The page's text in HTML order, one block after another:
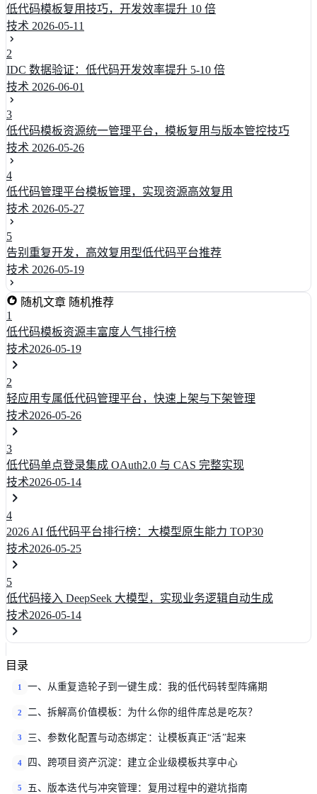
低代码模板复用技巧，开发效率提升 10 倍
技术 2026-05-11
2
IDC 数据验证：低代码开发效率提升 5-10 倍
技术 2026-06-01
3
低代码模板资源统一管理平台，模板复用与版本管控技巧
技术 2026-05-26
4
低代码管理平台模板管理，实现资源高效复用
技术 2026-05-27
5
告别重复开发，高效复用型低代码平台推荐
技术 2026-05-19
随机文章 随机推荐
1
低代码模板资源丰富度人气排行榜
技术2026-05-19
2
轻应用专属低代码管理平台，快速上架与下架管理
技术2026-05-26
3
低代码单点登录集成 OAuth2.0 与 CAS 完整实现
技术2026-05-14
4
2026 AI 低代码平台排行榜：大模型原生能力 TOP30
技术2026-05-25
5
低代码接入 DeepSeek 大模型，实现业务逻辑自动生成
技术2026-05-14
目录
1 一、从重复造轮子到一键生成：我的低代码转型阵痛期
2 二、拆解高价值模板：为什么你的组件库总是吃灰？
3 三、参数化配置与动态绑定：让模板真正“活”起来
4 四、跨项目资产沉淀：建立企业级模板共享中心
5 五、版本迭代与冲突管理：复用过程中的避坑指南